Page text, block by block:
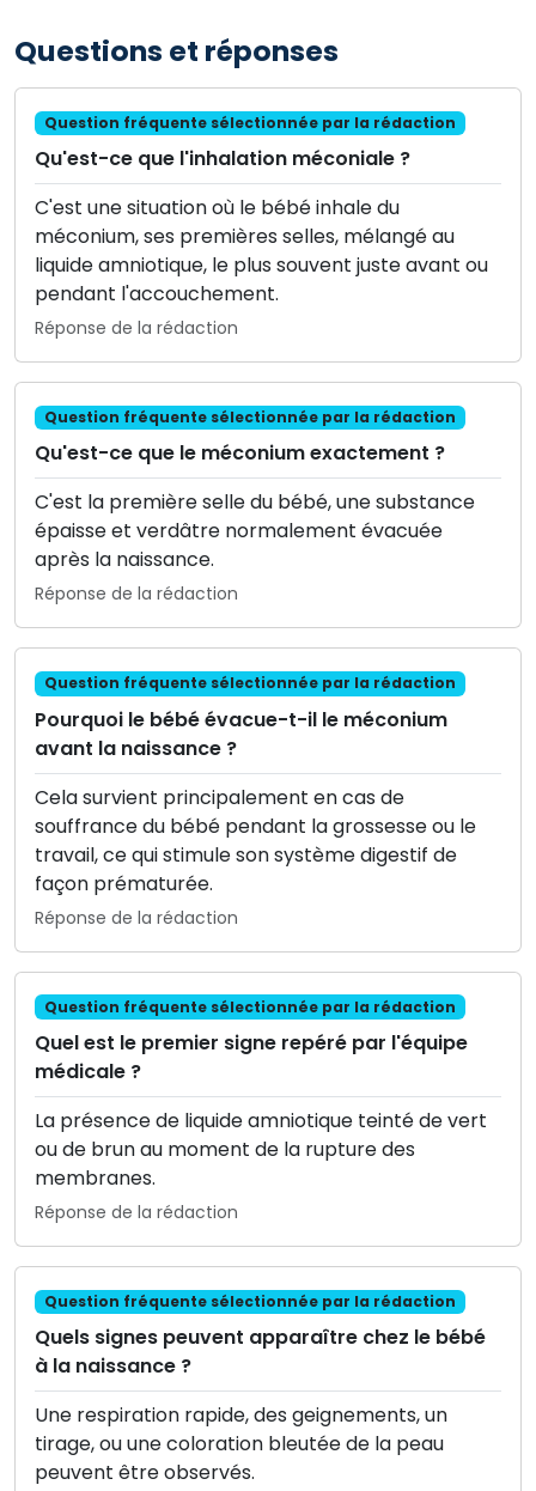
Questions et réponses
Question fréquente sélectionnée par la rédaction
Qu'est-ce que l'inhalation méconiale ?
C'est une situation où le bébé inhale du
méconium, ses premières selles, mélangé au
liquide amniotique, le plus souvent juste avant ou
pendant l'accouchement.
Réponse de la rédaction
Question fréquente sélectionnée par la rédaction
Qu'est-ce que le méconium exactement ?
C'est la première selle du bébé, une substance
épaisse et verdâtre normalement évacuée
après la naissance.
Réponse de la rédaction
Question fréquente sélectionnée par la rédaction
Pourquoi le bébé évacue-t-il le méconium
avant la naissance ?
Cela survient principalement en cas de
souffrance du bébé pendant la grossesse ou le
travail, ce qui stimule son système digestif de
façon prématurée.
Réponse de la rédaction
Question fréquente sélectionnée par la rédaction
Quel est le premier signe repéré par l'équipe
médicale ?
La présence de liquide amniotique teinté de vert
ou de brun au moment de la rupture des
membranes.
Réponse de la rédaction
Question fréquente sélectionnée par la rédaction
Quels signes peuvent apparaître chez le bébé
à la naissance ?
Une respiration rapide, des geignements, un
tirage, ou une coloration bleutée de la peau
peuvent être observés.